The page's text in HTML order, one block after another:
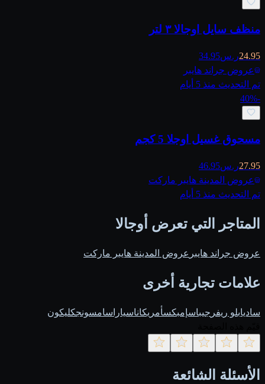
منظف سايل اوجالا ٣ لتر
24.95ر.س34.95
عروض جراند هايبر
تم التحديث منذ 5 أيام
-
40%
مسحوق غسيل اوجلا 5 كجم
27.95ر.س46.95
عروض المدينة هايبر ماركت
تم التحديث منذ 5 أيام
المتاجر التي تعرض أوجالا
عروض جراند هايبر عروض المدينة هايبر ماركت
علامات تجارية أخرى
ساديابلو ريفر جيباسإمبكسأمريكاناسيارا سامسونجكليكون
الأسئلة الشائعة